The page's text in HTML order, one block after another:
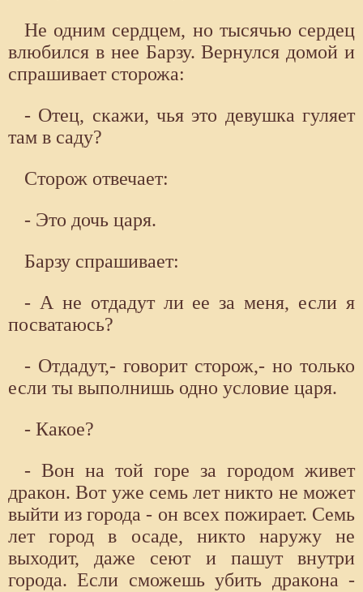
Не одним сердцем, но тысячью сердец
влюбился в нее Барзу. Вернулся домой и
спрашивает сторожа:
- Отец, скажи, чья это девушка гуляет
там в саду?
Сторож отвечает:
- Это дочь царя.
Барзу спрашивает:
- А не отдадут ли ее за меня, если я
посватаюсь?
- Отдадут,- говорит сторож,- но только
если ты выполнишь одно условие царя.
- Какое?
- Вон на той горе за городом живет
дракон. Вот уже семь лет никто не может
выйти из города - он всех пожирает. Семь
лет город в осаде, никто наружу не
выходит, даже сеют и пашут внутри
города. Если сможешь убить дракона -